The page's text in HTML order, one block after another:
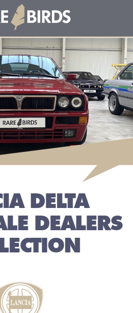
DELTA
DEALERS